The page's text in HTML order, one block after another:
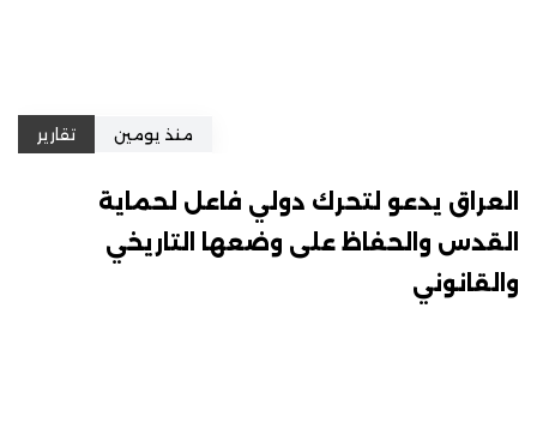
منذ يومين تقارير
العراق يدعو لتحرك دولي فاعل لحماية
القدس والحفاظ على وضعها التاريخي
والقانوني